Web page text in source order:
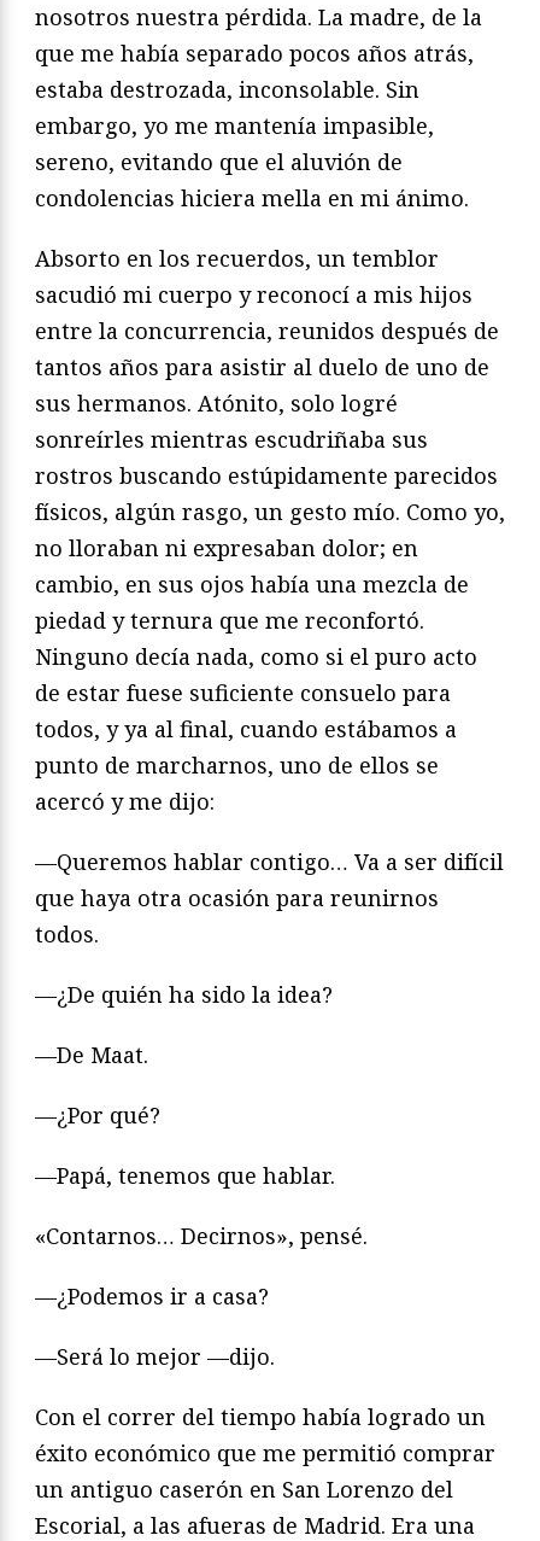
nosotros nuestra pérdida. La madre, de la
que me había separado pocos años atrás,
estaba destrozada, inconsolable. Sin
embargo, yo me mantenía impasible,
sereno, evitando que el aluvión de
condolencias hiciera mella en mi ánimo.
Absorto en los recuerdos, un temblor
sacudió mi cuerpo y reconocí a mis hijos
entre la concurrencia, reunidos después de
tantos años para asistir al duelo de uno de
sus hermanos. Atónito, solo logré
sonreírles mientras escudriñaba sus
rostros buscando estúpidamente parecidos
físicos, algún rasgo, un gesto mío. Como yo,
no lloraban ni expresaban dolor; en
cambio, en sus ojos había una mezcla de
piedad y ternura que me reconfortó.
Ninguno decía nada, como si el puro acto
de estar fuese suficiente consuelo para
todos, y ya al final, cuando estábamos a
punto de marcharnos, uno de ellos se
acercó y me dijo:
—Queremos hablar contigo… Va a ser difícil
que haya otra ocasión para reunirnos
todos.
—¿De quién ha sido la idea?
—De Maat.
—¿Por qué?
—Papá, tenemos que hablar.
«Contarnos… Decirnos», pensé.
—¿Podemos ir a casa?
—Será lo mejor —dijo.
Con el correr del tiempo había logrado un
éxito económico que me permitió comprar
un antiguo caserón en San Lorenzo del
Escorial, a las afueras de Madrid. Era una